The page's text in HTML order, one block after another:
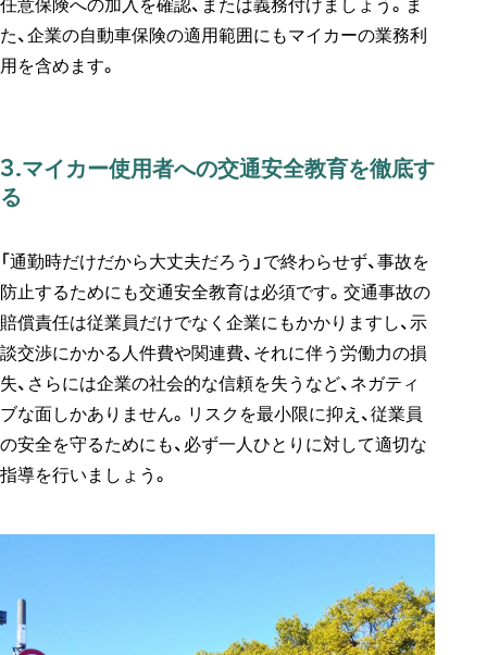
任意保険への加入を確認、または義務付けましょう。ま
た、企業の自動車保険の適用範囲にもマイカーの業務利
用を含めます。
3.マイカー使用者への交通安全教育を徹底す
る
「通勤時だけだから大丈夫だろう」で終わらせず、事故を
防止するためにも交通安全教育は必須です。交通事故の
賠償責任は従業員だけでなく企業にもかかりますし、示
談交渉にかかる人件費や関連費、それに伴う労働力の損
失、さらには企業の社会的な信頼を失うなど、ネガティ
ブな面しかありません。リスクを最小限に抑え、従業員
の安全を守るためにも、必ず一人ひとりに対して適切な
指導を行いましょう。